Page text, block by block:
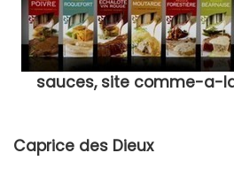
sauces, site comme-a-
Caprice des Dieux